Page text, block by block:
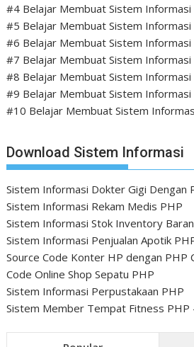
#4 Belajar Membuat Sistem
#5 Belajar Membuat Sistem
#6 Belajar Membuat Sistem
#7 Belajar Membuat Sistem
#8 Belajar Membuat Sistem
#9 Belajar Membuat Sistem
#10 Belajar Membuat Sistem
Download Sistem Informasi
Sistem Informasi Dokter Gigi Dengan
Sistem Informasi Rekam Medis PHP
Sistem Informasi Stok Inventory
Sistem Informasi Penjualan Apotik
Source Code Konter HP dengan PHP
Code Online Shop Sepatu PHP
Sistem Informasi Perpustakaan PHP
Sistem Member Tempat Fitness PHP